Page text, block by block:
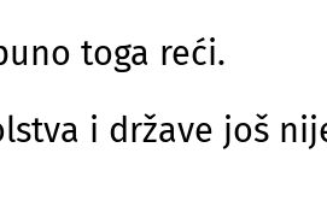
toga reći.
i države još